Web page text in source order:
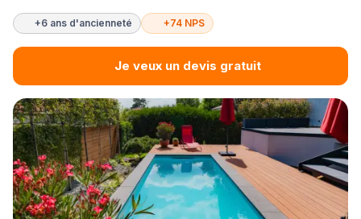
+6 ans d'ancienneté +74 NPS
Je veux un devis gratuit